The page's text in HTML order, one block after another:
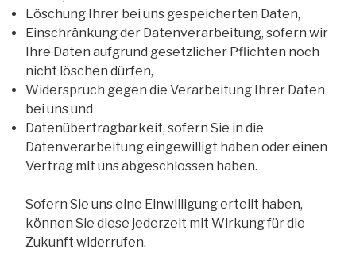
Löschung Ihrer bei uns gespeicherten Daten,
Einschränkung der Datenverarbeitung, sofern wir
Ihre Daten aufgrund gesetzlicher Pflichten noch
nicht löschen dürfen,
Widerspruch gegen die Verarbeitung Ihrer Daten
bei uns und
Datenübertragbarkeit, sofern Sie in die
Datenverarbeitung eingewilligt haben oder einen
Vertrag mit uns abgeschlossen haben.
Sofern Sie uns eine Einwilligung erteilt haben,
können Sie diese jederzeit mit Wirkung für die
Zukunft widerrufen.